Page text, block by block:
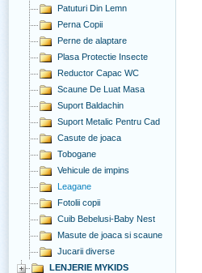
Patuturi Din Lemn
Perna Copii
Perne de alaptare
Plasa Protectie Insecte
Reductor Capac WC
Scaune De Luat Masa
Suport Baldachin
Suport Metalic Pentru Cad
Casute de joaca
Tobogane
Vehicule de impins
Leagane
Fotolii copii
Cuib Bebelusi-Baby Nest
Masute de joaca si scaune
Jucarii diverse
LENJERIE MYKIDS